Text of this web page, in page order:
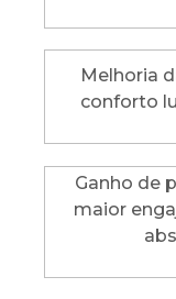
Melhoria
conforto
Ganho de
maior